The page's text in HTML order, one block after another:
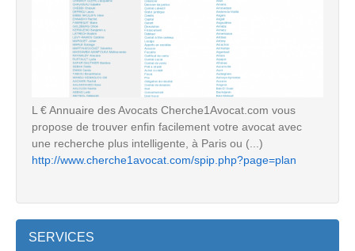
L € Annuaire des Avocats Cherche1Avocat.com vous
propose de trouver enfin facilement votre avocat avec
une recherche plus intelligente, à Paris ou (...)
http://www.cherche1avocat.com/spip.php?page=plan
SERVICES